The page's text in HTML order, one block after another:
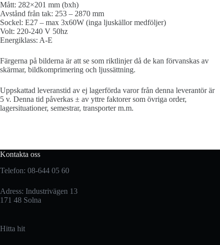
Mått: 282×201 mm (bxh)
Avstånd från tak: 253 – 2870 mm
Sockel: E27 – max 3x60W (inga ljuskällor medföljer)
Volt: 220-240 V 50hz
Energiklass: A-E
Färgerna på bilderna är att se som riktlinjer då de kan förvanskas av
skärmar, bildkomprimering och ljussättning.
Uppskattad leveranstid av ej lagerförda varor från denna leverantör är
5 v. Denna tid påverkas ± av yttre faktorer som övriga order,
lagersituationer, semestrar, transporter m.m.
Kontakta oss
Telefon: 08-644 05 60
Adress: Industrivägen 13
171 48 Solna
Hitta hit